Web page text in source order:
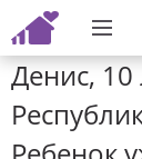
Денис, 10